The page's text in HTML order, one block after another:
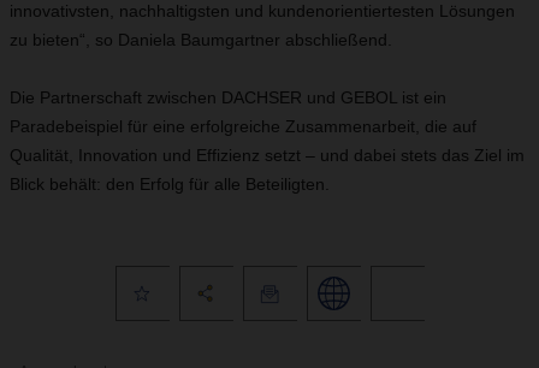
innovativsten, nachhaltigsten und kundenorientiertesten Lösungen
zu bieten“, so Daniela Baumgartner abschließend.
Die Partnerschaft zwischen DACHSER und GEBOL ist ein
Paradebeispiel für eine erfolgreiche Zusammenarbeit, die auf
Qualität, Innovation und Effizienz setzt – und dabei stets das Ziel im
Blick behält: den Erfolg für alle Beteiligten.